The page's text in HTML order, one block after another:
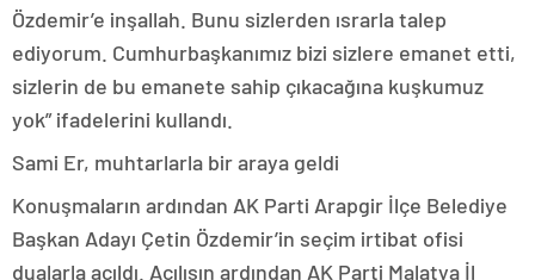
Özdemir’e inşallah. Bunu sizlerden ısrarla talep
ediyorum. Cumhurbaşkanımız bizi sizlere emanet etti,
sizlerin de bu emanete sahip çıkacağına kuşkumuz
yok” ifadelerini kullandı.
Sami Er, muhtarlarla bir araya geldi
Konuşmaların ardından AK Parti Arapgir İlçe Belediye
Başkan Adayı Çetin Özdemir’in seçim irtibat ofisi
dualarla açıldı. Açılışın ardından AK Parti Malatya İl